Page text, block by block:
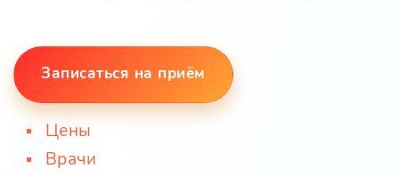
Записаться на приём
Цены
Врачи